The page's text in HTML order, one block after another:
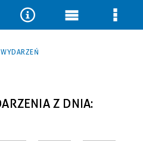
Z DNIA:
Narzędzia
Menu Menu